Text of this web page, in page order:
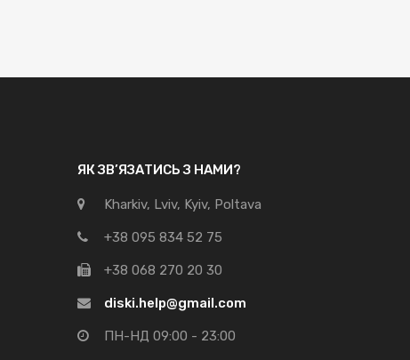
ЯК ЗВ’ЯЗАТИСЬ З НАМИ?
Kharkiv, Lviv, Kyiv, Poltava
+38 095 834 52 75
+38 068 270 20 30
diski.help@gmail.com
ПН-НД 09:00 - 23:00